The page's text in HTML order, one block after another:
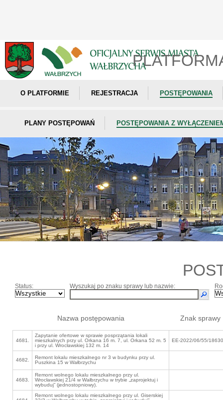
O PLATFORMIE REJESTRACJA POSTĘPOWANIA
PLANY POSTĘPOWAŃ POSTĘPOWANIA Z
Status: Wyszukaj po znaku sprawy lub nazwie:
Nazwa postępowania Znak sprawy
4681.
Zapytanie ofertowe w sprawie posprzątania lokali
mieszkalnych przy ul. Orkana 16 m. 7, ul. Orkana 52 m. 5
i przy ul. Wrocławskiej 132 m. 14
EE-2022/06/55/18630
4682.
Remont lokalu mieszkalnego nr 3 w budynku przy ul.
Puszkina 15 w Wałbrzychu
4683.
Remont wolnego lokalu mieszkalnego przy ul.
Wrocławskiej 21/4 w Wałbrzychu w trybie „zaprojektuj i
wybuduj” (jednostopniowy).
Remont wolnego lokalu mieszkalnego przy ul. Giserskiej